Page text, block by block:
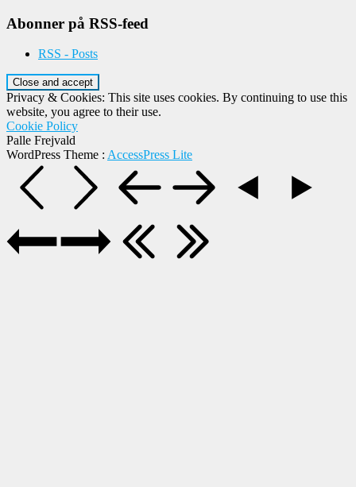
Abonner på RSS-feed
RSS - Posts
Privacy & Cookies: This site uses cookies. By continuing to use this
website, you agree to their use.
Cookie Policy
Palle Frejvald
WordPress Theme : AccessPress Lite